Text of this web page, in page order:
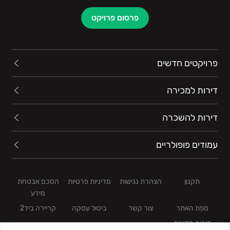
פרסום פרויקט
פרויקטים חדשים
דירות למכירה
דירות להשכרה
עמודים פופולריים
תקנון הצהרת נגישות מדיניות פרטיות
הסכם אבטחת
מידע
מפת האתר
צור קשר ביטול עסקה
קריירה ביד2
דירות חדשות